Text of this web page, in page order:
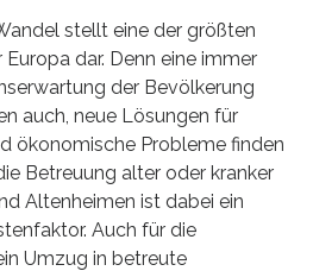
stellt eine der größten
dar. Denn eine immer
der Bevölkerung
auch, neue Lösungen für
ökonomische Probleme finden
Betreuung alter oder kranker
Altenheimen ist dabei ein
Auch für die
Umzug in betreute